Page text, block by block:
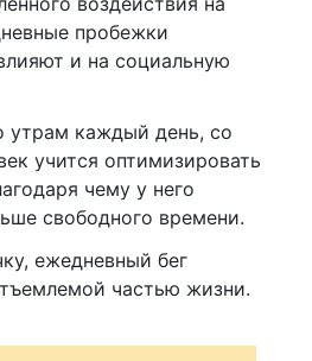
пробежки
и на социальную
утрам каждый день, со
учится оптимизировать
чему у него
свободного времени.
ежедневный бег
частью жизни.